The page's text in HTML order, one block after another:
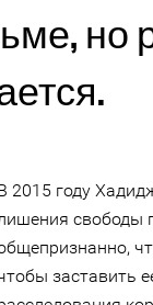
но
2015 году
свободы
заставить